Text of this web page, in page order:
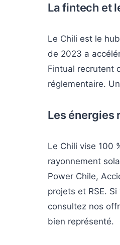
La fintech et
Le Chili est le
de 2023 a
Fintual recrutent
réglementaire.
Les énergies
Le Chili vise 100
rayonnement
Power Chile,
projets et RSE.
consultez nos
bien représenté.